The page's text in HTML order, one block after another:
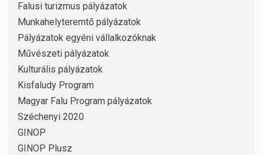
Falusi turizmus pályázatok
Munkahelyteremtő pályázatok
Pályázatok egyéni vállalkozóknak
Művészeti pályázatok
Kulturális pályázatok
Kisfaludy Program
Magyar Falu Program pályázatok
Széchenyi 2020
GINOP
GINOP Plusz